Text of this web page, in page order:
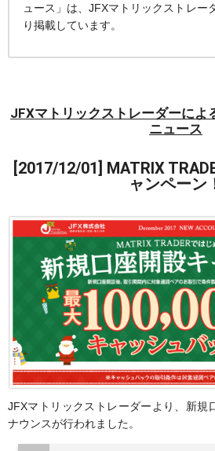
ュース」は、JFXマトリックストレー
り掲載しています。
JFXマトリックストレーダーによ
ニュース
[2017/12/01] MATRIX
ャンペーン
JFXマトリックストレーダーより、新規
ナウンスが行われました。